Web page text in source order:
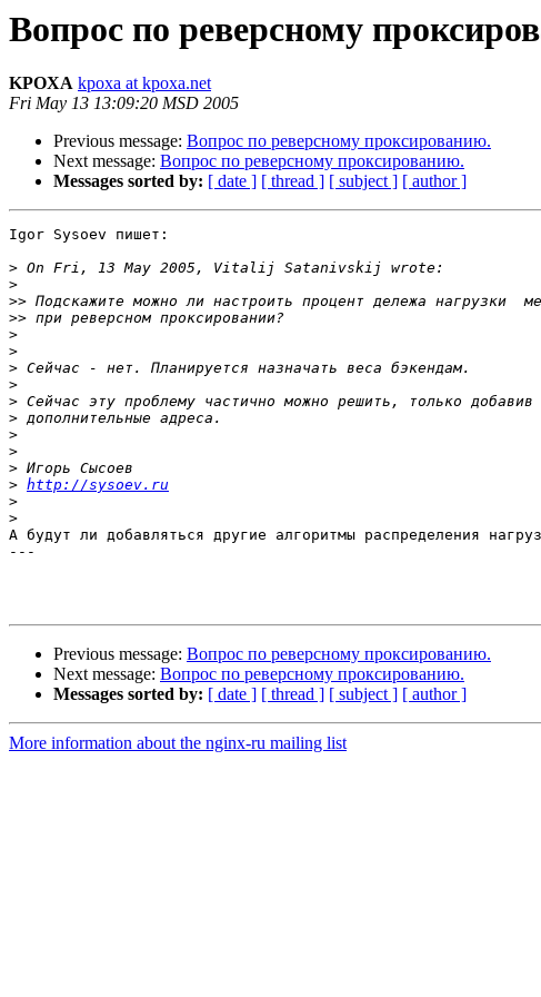
Вопрос по реверсному
KPOXA kpoxa at kpoxa.net
Fri May 13 13:09:20 MSD 2005
Previous message: Вопрос по реверсному проксированию.
Next message: Вопрос по реверсному проксированию.
Messages sorted by: [ date ] [ thread ] [ subject ] [ author ]
Igor Sysoev пишет:
>
>
>>
>>
>
>
>
>
>
>
>
>
>
> http://sysoev.ru
>
>
А будут ли добавляться другие алгоритмы распределения
---
Previous message: Вопрос по реверсному проксированию.
Next message: Вопрос по реверсному проксированию.
Messages sorted by: [ date ] [ thread ] [ subject ] [ author ]
More information about the nginx-ru mailing list